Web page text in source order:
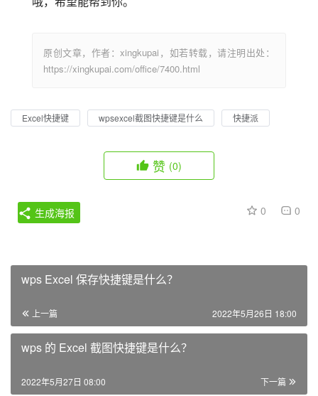
原创文章，作者：xingkupai，如若转载，请注明出处：
https://xingkupai.com/office/7400.html
Excel快捷键 wpsexcel截图快捷键是什么 快捷派
赞 (0)
0 0
生成海报
wps Excel 保存快捷键是什么？
上一篇 2022年5月26日 18:00
wps 的 Excel 截图快捷键是什么？
下一篇
2022年5月27日 08:00